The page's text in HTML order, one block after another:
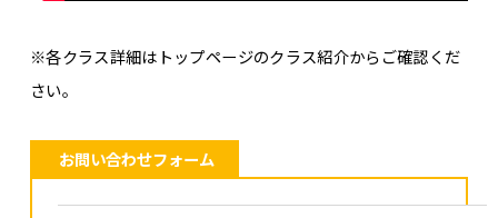
※各クラス詳細はトップページのクラス紹介からご確認くだ
さい。
お問い合わせフォーム